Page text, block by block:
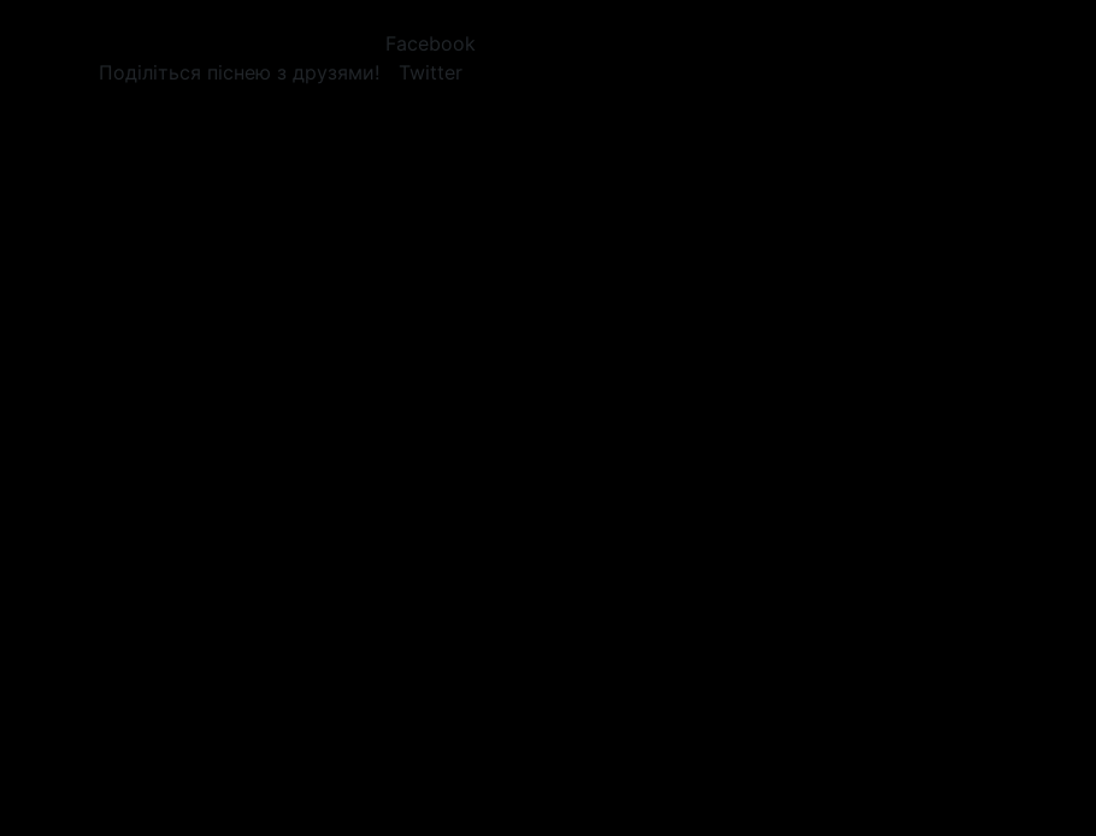
Поділіться піснею з друзями!
Facebook
Twitter